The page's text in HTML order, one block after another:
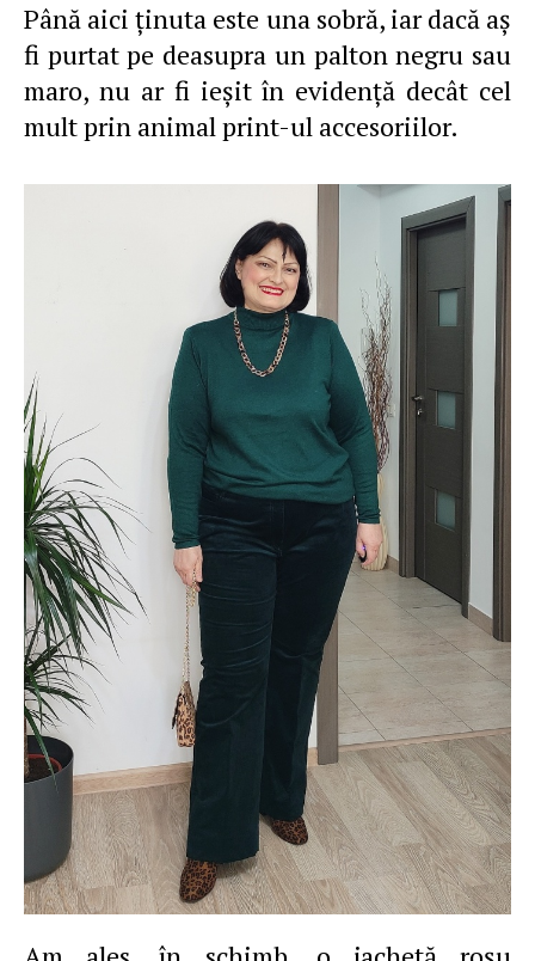
Până aici ţinuta este una sobră, iar dacă aş
fi purtat pe deasupra un palton negru sau
maro, nu ar fi ieşit în evidenţă decât cel
mult prin animal print-ul accesoriilor.